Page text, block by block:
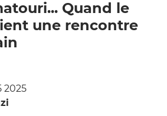
Quand le
une rencontre
2025